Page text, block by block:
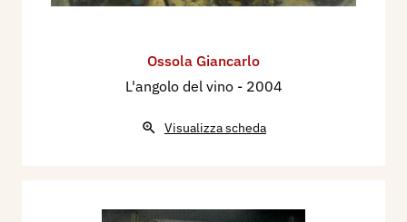
Ossola Giancarlo
L'angolo del vino - 2004
Visualizza scheda